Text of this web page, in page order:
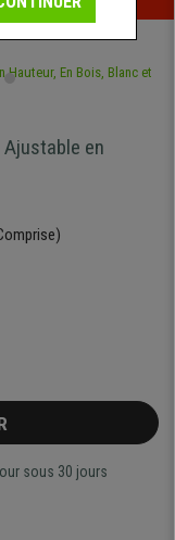
Ajustable en
sous 30 jours